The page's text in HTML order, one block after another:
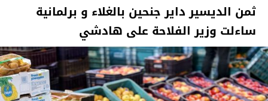
ثمن الديسير داير جنحين بالغلاء و برلمانية
ساءلت وزير الفلاحة على هادشي